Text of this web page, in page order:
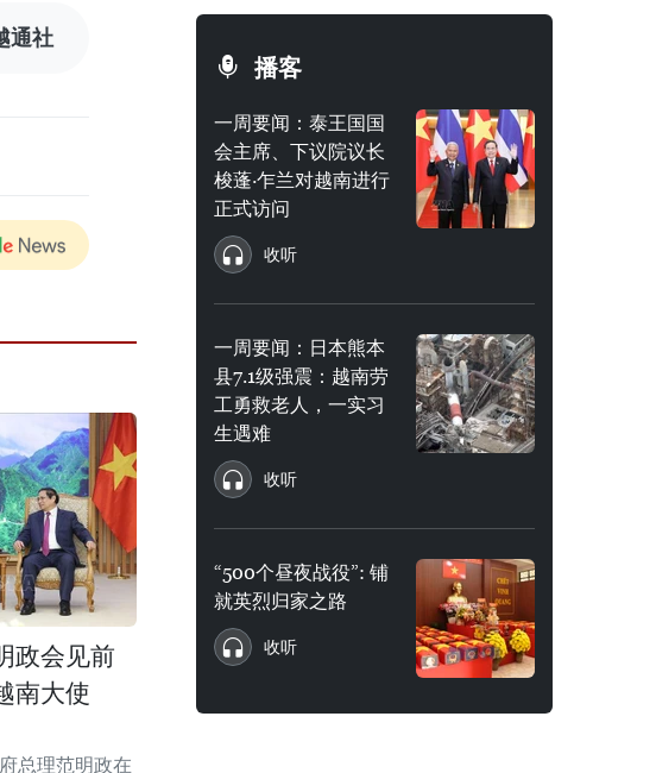
通社
政会见前
南大使
总理范明政在
播客
一周要闻：泰王国国
会主席、下议院议长
梭蓬·乍兰对越南进行
正式访问
收听
一周要闻：日本熊本
县7.1级强震：越南劳
工勇救老人，一实习
生遇难
收听
“500个昼夜战役”: 铺
就英烈归家之路
收听